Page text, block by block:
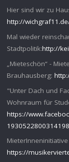
Hier sind wir zu
http://
Mal wieder
Stadtpolitik:http://
„Mieteschön“ -
Brauhausberg:
"Unter Dach und
Wohnraum für
https://
https://